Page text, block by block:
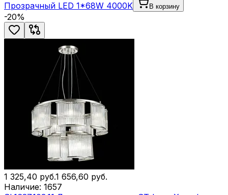
Прозрачный LED 1*68W 4000K
В корзину
-20%
1 325,40 руб.1 656,60 руб.
Наличие: 1657